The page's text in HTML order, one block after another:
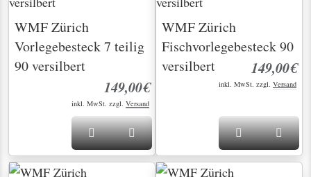
WMF Zürich
Vorlegebesteck 7 teilig
90 versilbert
149,00€
inkl. MwSt. zzgl. Versand
WMF Zürich
Fischvorlegebesteck 90
versilbert
149,00€
inkl. MwSt. zzgl. Versand